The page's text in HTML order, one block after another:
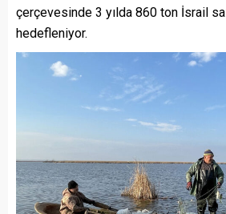
çerçevesinde 3 yılda 860 ton İsrail
hedefleniyor.